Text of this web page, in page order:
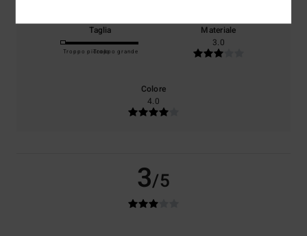
Taglia
Troppo piccoloTroppo grande
Materiale
3.0
Colore
4.0
3/5